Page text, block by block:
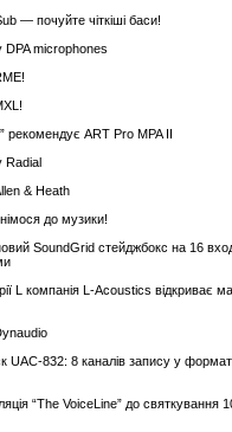
— почуйте чіткіші баси!
microphones
рекомендує ART Pro MPA II
Radial
& Heath
до музики!
SoundGrid стейджбокс на 16
L компанія L-Acoustics відкриває
UAC-832: 8 каналів запису у
“The VoiceLine” до святкування